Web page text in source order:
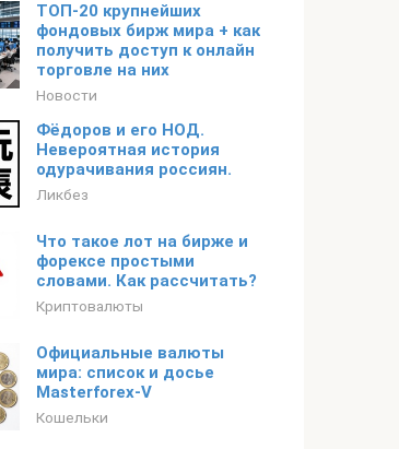
ТОП-20 крупнейших
фондовых бирж мира + как
получить доступ к онлайн
торговле на них
Новости
Фёдоров и его НОД.
Невероятная история
одурачивания россиян.
Ликбез
Что такое лот на бирже и
форексе простыми
словами. Как рассчитать?
Криптовалюты
Официальные валюты
мира: список и досье
Masterforex-V
Кошельки